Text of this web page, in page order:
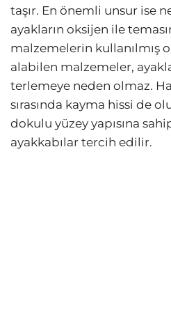
taşır. En önemli unsur ise
ayakların oksijen ile
malzemelerin kullanılmış
alabilen malzemeler,
terlemeye neden olmaz.
sırasında kayma hissi de
dokulu yüzey yapısına
ayakkabılar tercih edilir.